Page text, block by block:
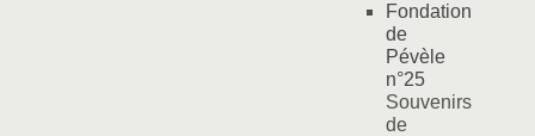
Fondation
de
Pévèle
n°25
Souvenirs
de